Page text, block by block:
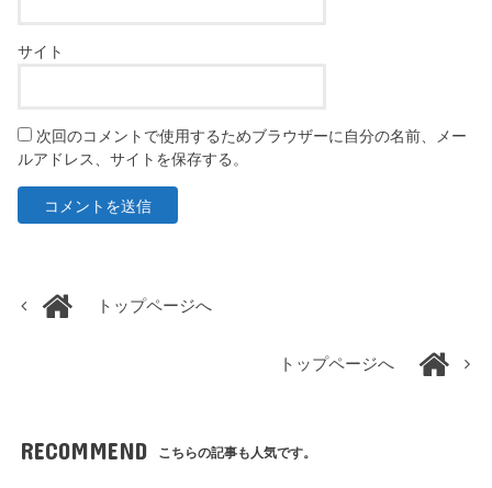
サイト
次回のコメントで使用するためブラウザーに自分の名前、メー
ルアドレス、サイトを保存する。
トップページへ
トップページへ
RECOMMEND こちらの記事も人気です。